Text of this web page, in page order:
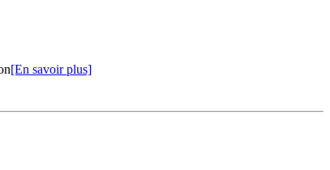
[En savoir plus]